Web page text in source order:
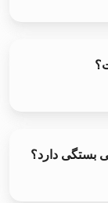
بستگی دارد؟